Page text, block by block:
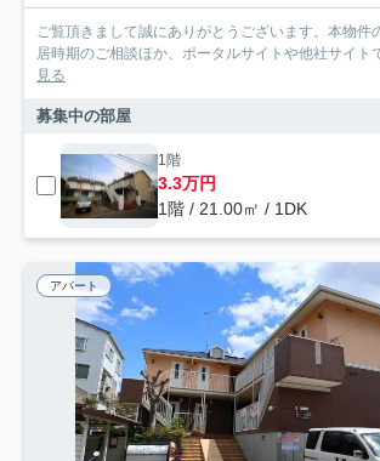
ご覧頂きまして誠にありがとうございます。本物件
居時期のご相談ほか、ポータルサイトや他社サイト
見る
募集中の部屋
1階
3.3万円
1階 / 21.00㎡ / 1DK
アパート